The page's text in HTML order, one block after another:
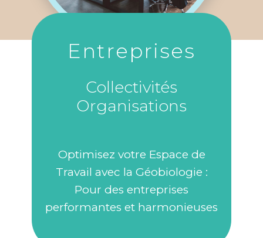
Entreprises
Collectivités
Organisations
Optimisez votre Espace de
Travail avec la Géobiologie :
Pour des entreprises
performantes et harmonieuses